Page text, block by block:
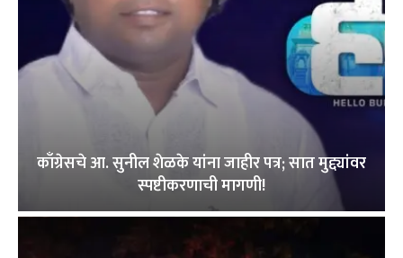
काँग्रेसचे आ. सुनील शेळके यांना जाहीर पत्र; सात मुद्द्यांवर
स्पष्टीकरणाची मागणी!